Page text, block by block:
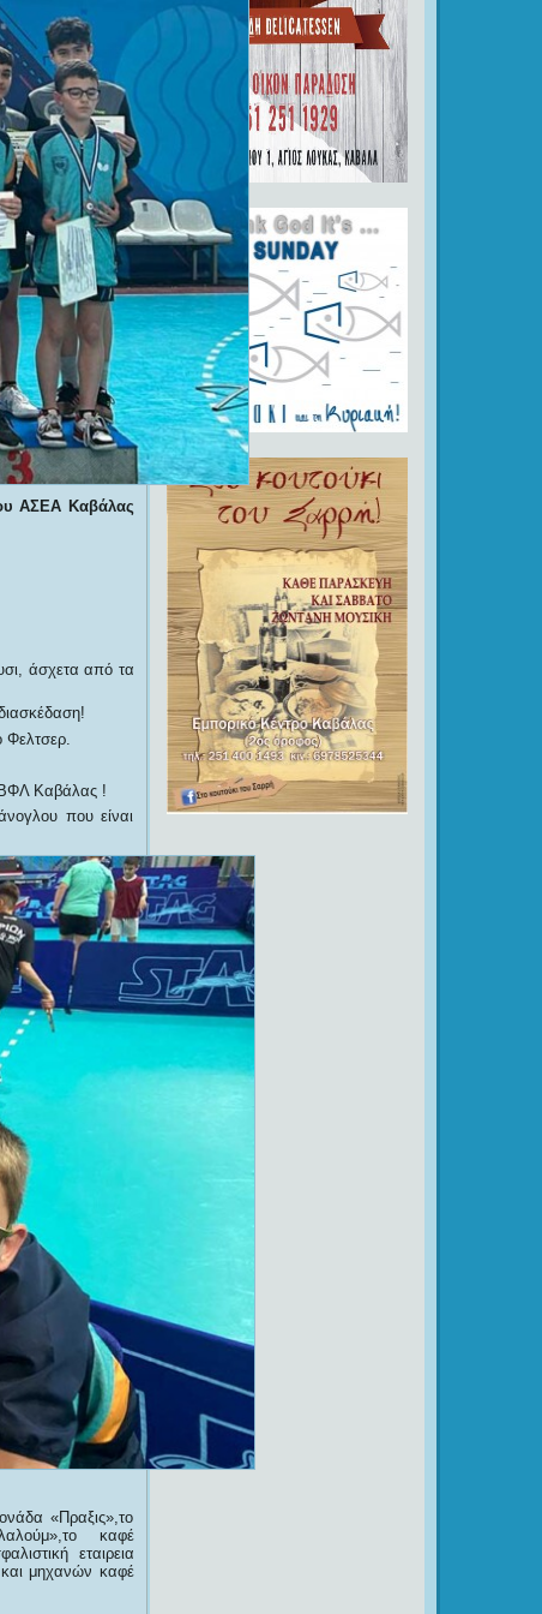
ΑΣΕΑ Καβάλας
άσχετα από τα
Φελτσερ.
Καβάλας !
που είναι
«Πραξις»,το
καφέ
εταιρεια
και μηχανών καφέ